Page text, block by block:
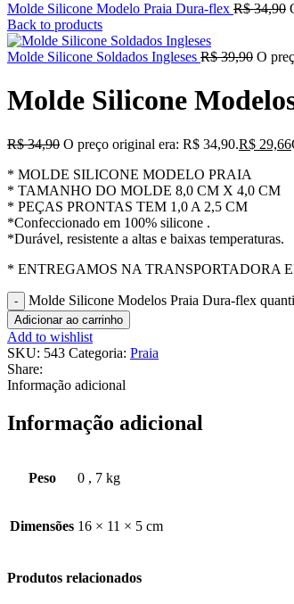
Molde Silicone Modelo Praia Dura-flex R$34,90
Back to products
Molde Silicone Soldados Ingleses R$39,90 O
Molde Silicone
R$34,90 O preço original era: R$ 34,90.R$ 29,66
* MOLDE SILICONE MODELO PRAIA
* TAMANHO DO MOLDE 8,0 CM X 4,0 CM
* PEÇAS PRONTAS TEM 1,0 A 2,5 CM
*Confeccionado em 100% silicone .
*Durável, resistente a altas e baixas temperaturas.
* ENTREGAMOS NA TRANSPORTADORA
Molde Silicone Modelos Praia Dura-flex
Adicionar ao carrinho
Add to wishlist
SKU: 543 Categoria: Praia
Share:
Informação adicional
Informação adicional
Peso 0 , 7 kg
Dimensões 16 × 11 × 5 cm
Produtos relacionados